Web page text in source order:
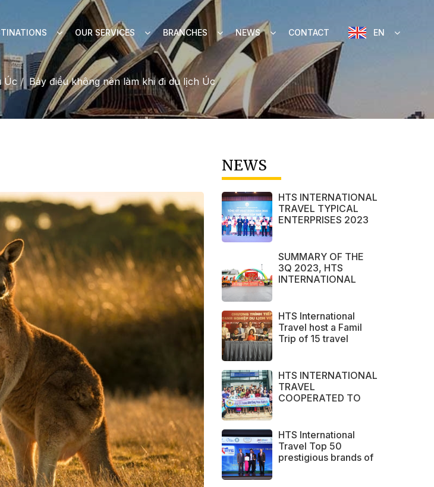
OUR SERVICES BRANCHES NEWS CONTACT EN
Úc Bảy điều không nên làm khi đi du lịch Úc
NEWS
HTS INTERNATIONAL
TRAVEL TYPICAL
ENTERPRISES 2023
SUMMARY OF THE
3Q 2023, HTS
INTERNATIONAL
CHOSEN BY LARGE
DOMESTIC AND
INTERNATIONAL
CUSTOMERS
HTS International
Travel host a Famil
Trip of 15 travel
HTS INTERNATIONAL
TRAVEL
COOPERATED TO
SURVEY GROUP
FROM PERAK STATE -
MALAYSIA.
HTS International
Travel Top 50
prestigious brands of